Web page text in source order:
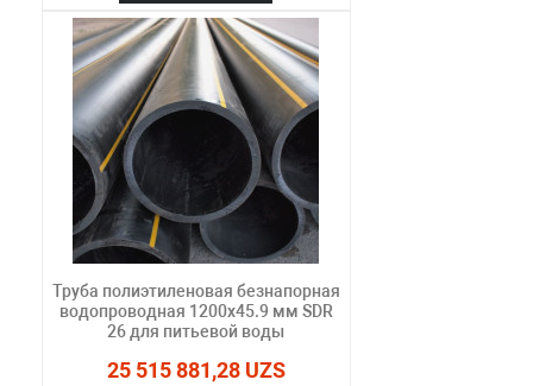
Труба полиэтиленовая безнапорная
водопроводная 1200х45.9 мм SDR
26 для питьевой воды
25 515 881,28 UZS